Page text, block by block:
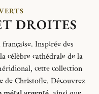
DROITES
française. Inspirée des
célèbre cathédrale de la
cette collection
de Christofle. Découvrez